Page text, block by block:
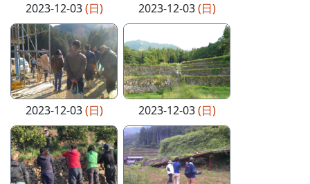
2023-12-03(日) 2023-12-03(日)
2023-12-03(日) 2023-12-03(日)